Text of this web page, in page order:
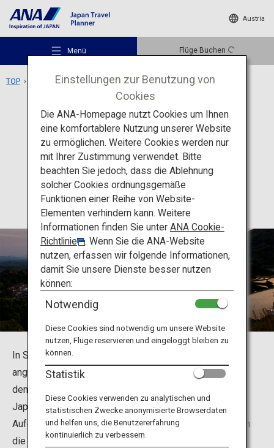
Austria
Menü Flüge Buchen
Empfohlene Orte
Reiseideen
Reiseziele
Reiseinformationen
ANA Services
TOP Region Kyushu Die terrassenförmigen Reisfelder von Oura
Aktivität Saga
Die terrassenförmigen
Reisfelder von Oura
In Saga gibt es eine Reihe von terrassenförmig
angelegten Reisfeldern. Einige dieser Felder zählen zu
den 100 beliebtesten terrassenförmigen Reisfeldern
Japans, beispielsweise die Reisterrassen von Oura.
Aufgrund ihrer Einzigartigkeit wurden sie im Juli 1999 in
die Liste der 100 beliebtesten Reisterrassen
Einstellungen zur Benutzung von
Cookies
Die ANA-Homepage nutzt Cookies um Ihnen
eine komfortablere Nutzung unserer Website
zu ermöglichen. Weitere Cookies werden nur
mit Ihrer Zustimmung verwendet. Bitte
beachten Sie jedoch, dass die Ablehnung
solcher Cookies ordnungsgemäße
Funktionen einer Reihe von Website-
Elementen verhindern kann. Weitere
Informationen finden Sie unter ANA Cookie-
Richtlinie
. Wenn Sie die ANA-Website
nutzen, erfassen wir folgende Informationen,
damit Sie unsere Dienste besser nutzen
können:
Notwendig
Diese Cookies sind notwendig um unsere Website
nutzen, Flüge reservieren und eingeloggt bleiben zu
können.
Statistik
Diese Cookies verwenden zu analytischen und
statistischen Zwecke anonymisierte Browserdaten
und helfen uns, die Benutzererfahrung
kontinuierlich zu verbessern.